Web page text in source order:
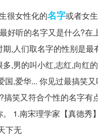
很女性化的名字或者女
好听的名字又是什么?在
,人们取名字的性别是最
,男的叫小红,志红,向红
国,爱华... 你见过最搞笑
搞笑又符合个性的名字有
1.南宋理学家【真德秀
下无